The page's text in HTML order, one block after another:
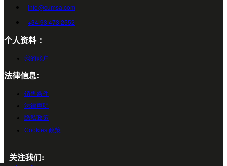
info@cumsa.com
+34 93 473 2552
个人资料：
我的账户
法律信息:
销售条件
法律声明
隐私政策
Cookies 政策
关注我们: